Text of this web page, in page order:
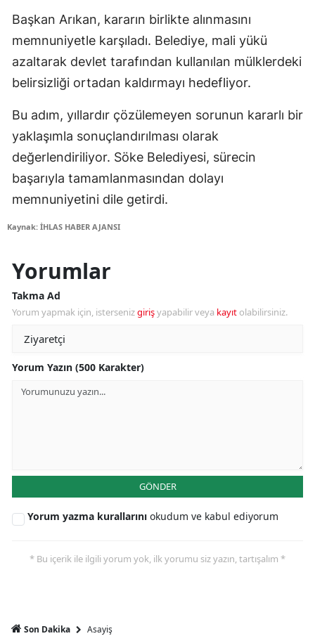
Başkan Arıkan, kararın birlikte alınmasını
memnuniyetle karşıladı. Belediye, mali yükü
azaltarak devlet tarafından kullanılan mülklerdeki
belirsizliği ortadan kaldırmayı hedefliyor.
Bu adım, yıllardır çözülemeyen sorunun kararlı bir
yaklaşımla sonuçlandırılması olarak
değerlendiriliyor. Söke Belediyesi, sürecin
başarıyla tamamlanmasından dolayı
memnuniyetini dile getirdi.
Kaynak: İHLAS HABER AJANSI
Yorumlar
Takma Ad
Yorum yapmak için, istersenizgirişyapabilir veya kayıt olabilirsiniz.
Yorum Yazın (500 Karakter)
GÖNDER
Yorum yazma kurallarını okudum ve kabul ediyorum
* Bu içerik ile ilgili yorum yok, ilk yorumu siz yazın, tartışalım *
Son Dakika Asayiş